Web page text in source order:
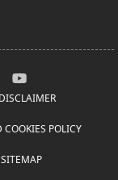
DISCLAIMER
COOKIES POLICY